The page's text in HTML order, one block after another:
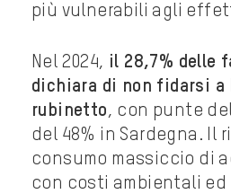
più vulnerabili agli
Nel 2024, il 28,7% delle
dichiara di non fidarsi a
rubinetto, con punte
del 48% in Sardegna. Il
consumo massiccio di
con costi ambientali ed